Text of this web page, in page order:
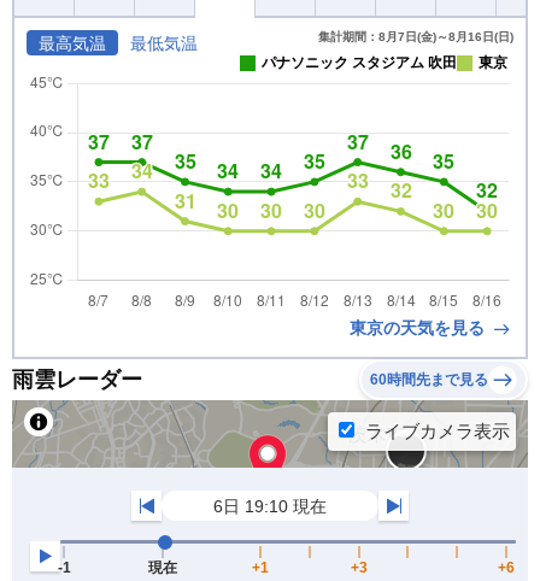
最高気温 最低気温 集計期間：8月7日(金)～8月16日(日)
パナソニック スタジアム 吹田 東京
東京の天気を見る
雨雲レーダー 60時間先まで見る